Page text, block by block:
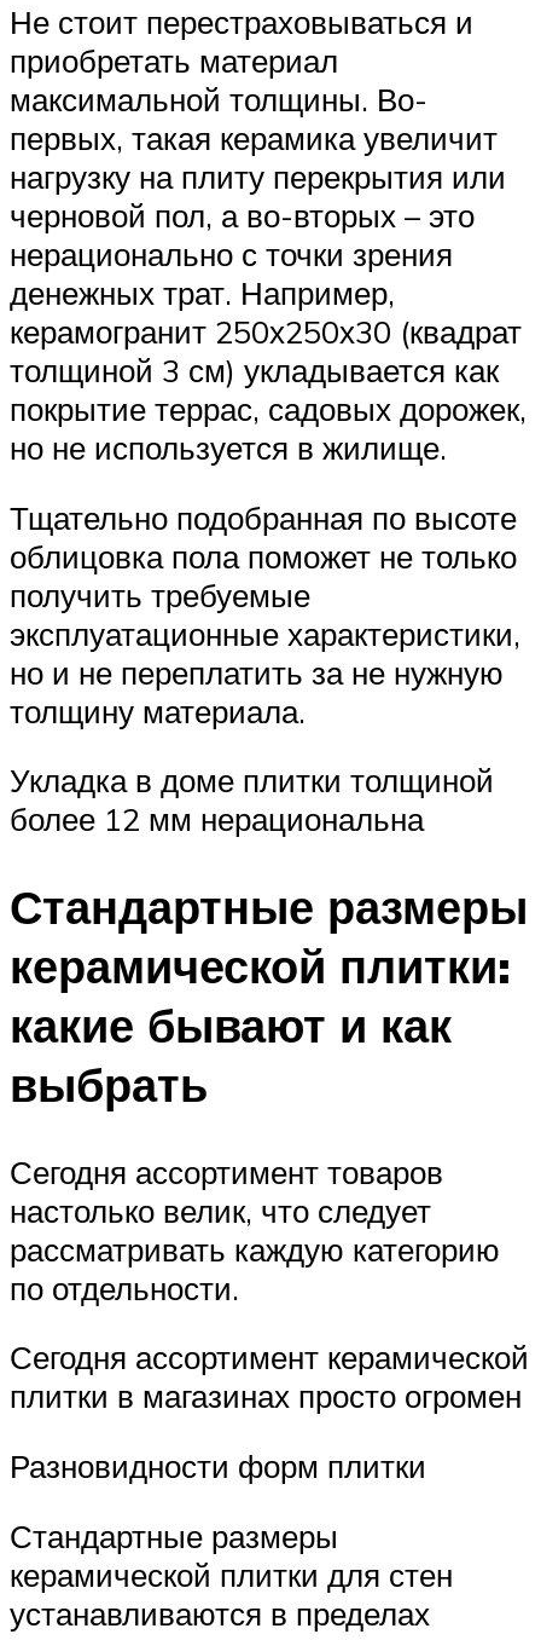
Не стоит перестраховываться и
приобретать материал
максимальной толщины. Во-
первых, такая керамика увеличит
нагрузку на плиту перекрытия или
черновой пол, а во-вторых – это
нерационально с точки зрения
денежных трат. Например,
керамогранит 250х250х30 (квадрат
толщиной 3 см) укладывается как
покрытие террас, садовых дорожек,
но не используется в жилище.
Тщательно подобранная по высоте
облицовка пола поможет не только
получить требуемые
эксплуатационные характеристики,
но и не переплатить за не нужную
толщину материала.
Укладка в доме плитки толщиной
более 12 мм нерациональна
Стандартные размеры
керамической плитки:
какие бывают и как
выбрать
Сегодня ассортимент товаров
настолько велик, что следует
рассматривать каждую категорию
по отдельности.
Сегодня ассортимент керамической
плитки в магазинах просто огромен
Разновидности форм плитки
Стандартные размеры
керамической плитки для стен
устанавливаются в пределах